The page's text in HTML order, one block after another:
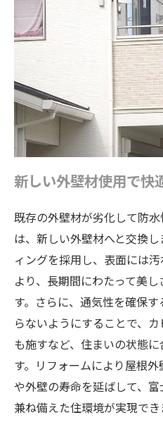
新しい外壁材使用で快
既存の外壁材が劣化して防
は、新しい外壁材へと交換
ィングを採用し、表面には
より、長期間にわたって美
す。さらに、通気性を確保
らないようにすることで、
も施すなど、住まいの状態
す。リフォームにより屋根
や外壁の寿命を延ばして、
兼ね備えた住環境が実現でき